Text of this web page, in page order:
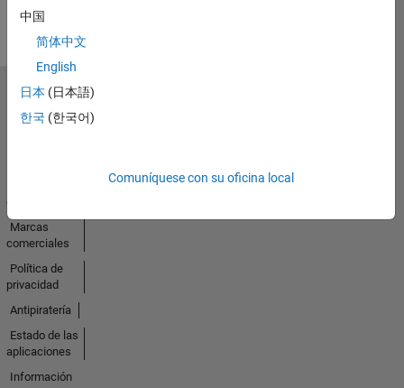
中国
简体中文
English
日本 (日本語)
한국 (한국어)
Comuníquese con su oficina local
América
confianza
Marcas
comerciales
Política de
privacidad
Antipiratería
Estado de las
aplicaciones
Información